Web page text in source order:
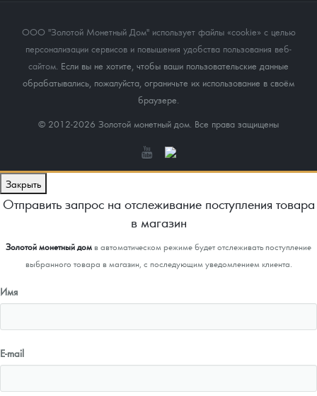
ООО "Золотой Монетный Дом" использует файлы «cookie» с целью
персонализации сервисов и повышения удобства пользования веб-
сайтом. Если вы не хотите, чтобы ваши пользовательские данные
обрабатывались, пожалуйста, ограничьте их использование в своём
браузере.
© 2012-2026 Золотой монетный дом. Все права защищены
Закрыть
Отправить запрос на отслеживание поступления товара
в магазин
Золотой монетный домв автоматическом режиме будет отслеживать поступление
выбранного товара в магазин, с последующим уведомлением клиента.
Имя
E-mail